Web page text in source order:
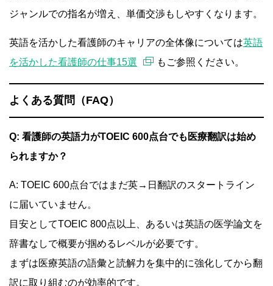
ジャンルでの指名が増え、単価交渉もしやすくなります。
英語を活かした看護師のキャリアの全体像については英語
を活かした看護師の仕事15選
もご参照ください。
よくある質問（FAQ）
Q: 看護師の英語力がTOEIC 600点台でも医療翻訳は始め
られますか？
A: TOEIC 600点台ではまだ英→日翻訳のスタートライン
に届いていません。
目安としてTOEIC 800点以上、あるいは英語の医学論文を
辞書なしで概要が掴めるレベルが必要です。
まずは医療英語の語彙と読解力を集中的に強化してから翻
訳に取り組むのが効率的です。